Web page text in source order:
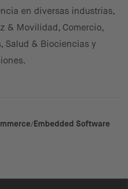
en diversas industrias,
& Movilidad, Comercio,
Salud & Biociencias y
Embedded Software